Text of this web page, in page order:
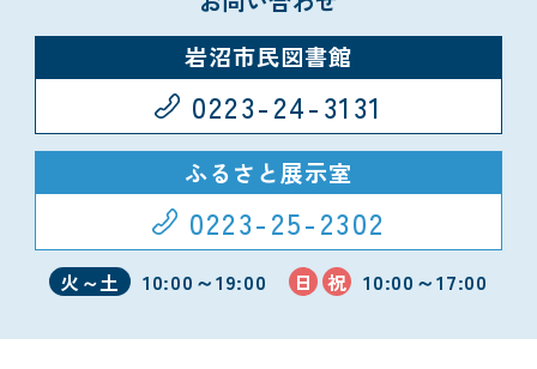
岩沼市民図書館
0223-24-3131
ふるさと展示室
0223-25-2302
火～土 10:00～19:00 日 祝 10:00～17:00